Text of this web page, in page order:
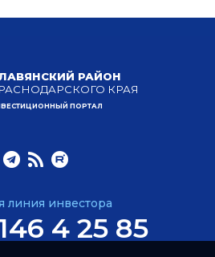
РАЙОН
КРАЯ
ПОРТАЛ
линия инвестора
4 25 85